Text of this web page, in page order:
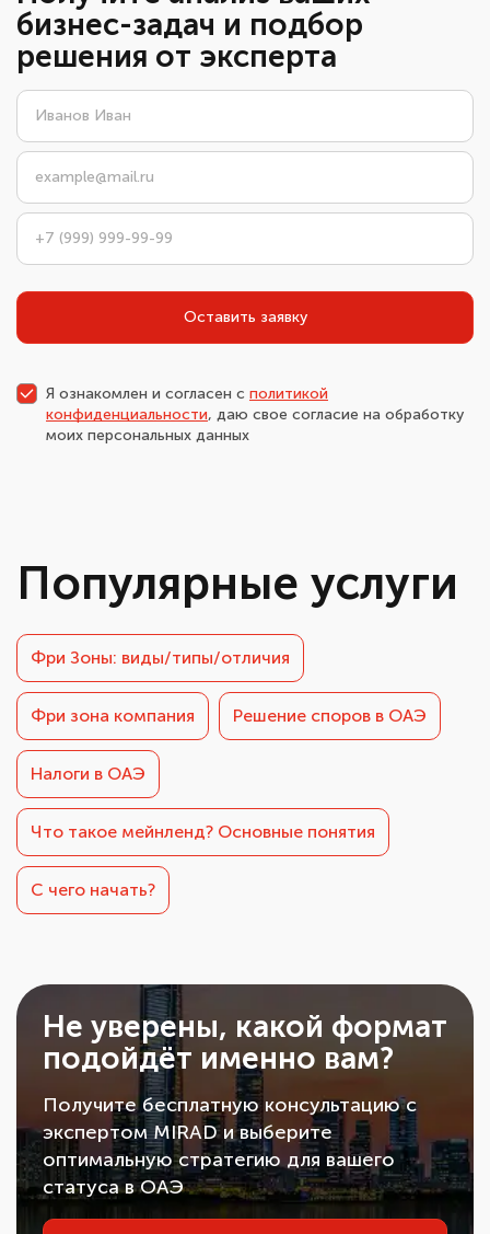
бизнес-задач и подбор
решения от эксперта
Оставить заявку
Я ознакомлен и согласен с политикой
конфиденциальности, даю свое согласие на обработку
моих персональных данных
Популярные услуги
Фри Зоны: виды/типы/отличия
Фри зона компания Решение споров в ОАЭ
Налоги в ОАЭ
Что такое мейнленд? Основные понятия
С чего начать?
Не уверены, какой формат
подойдёт именно вам?
Получите бесплатную консультацию с
экспертом MIRAD и выберите
оптимальную стратегию для вашего
статуса в ОАЭ